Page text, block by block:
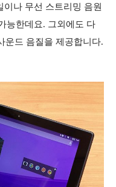
이나 무선 스트리밍 음원
능한데요. 그외에도 다
운드 음질을 제공합니다.